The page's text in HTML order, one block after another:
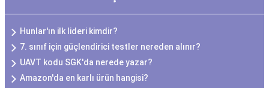
Hunlar'ın ilk lideri kimdir?
7. sınıf için güçlendirici testler nereden alınır?
UAVT kodu SGK'da nerede yazar?
Amazon'da en karlı ürün hangisi?